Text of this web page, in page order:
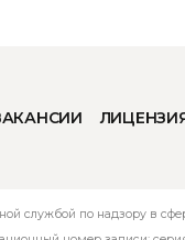
службой по надзору в